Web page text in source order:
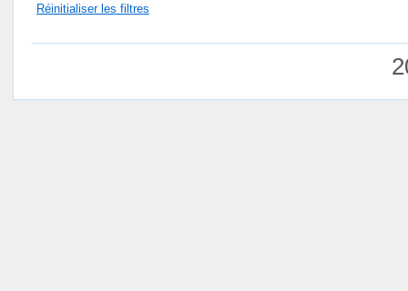
Réinitialiser les filtres